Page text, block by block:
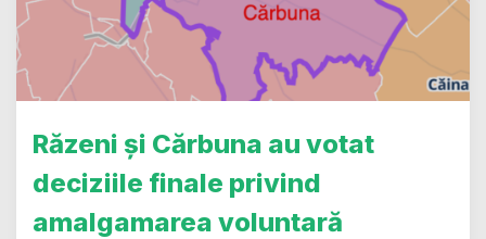
Răzeni și Cărbuna au votat
deciziile finale privind
amalgamarea voluntară